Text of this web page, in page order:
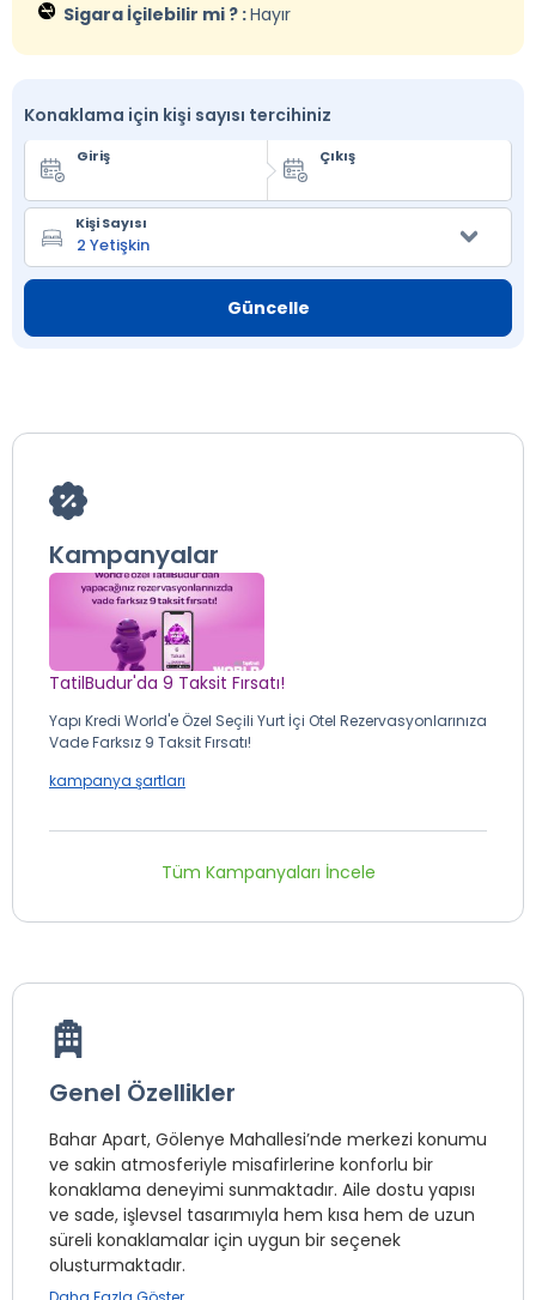
Sigara İçilebilir mi ? :Hayır
Konaklama için kişi sayısı tercihiniz
Giriş Çıkış
Kişi Sayısı
Güncelle
Kampanyalar
TatilBudur'da 9 Taksit Fırsatı!
Yapı Kredi World'e Özel Seçili Yurt İçi Otel Rezervasyonlarınıza
Vade Farksız 9 Taksit Fırsatı!
kampanya şartları
Tüm Kampanyaları İncele
Genel Özellikler
Bahar Apart, Gölenye Mahallesi’nde merkezi konumu
ve sakin atmosferiyle misafirlerine konforlu bir
konaklama deneyimi sunmaktadır. Aile dostu yapısı
ve sade, işlevsel tasarımıyla hem kısa hem de uzun
süreli konaklamalar için uygun bir seçenek
oluşturmaktadır.